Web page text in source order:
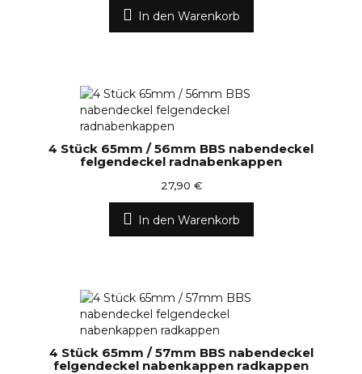
In den Warenkorb
4 Stück 65mm / 56mm BBS nabendeckel
felgendeckel radnabenkappen
27,90 €
In den Warenkorb
4 Stück 65mm / 57mm BBS nabendeckel
felgendeckel nabenkappen radkappen